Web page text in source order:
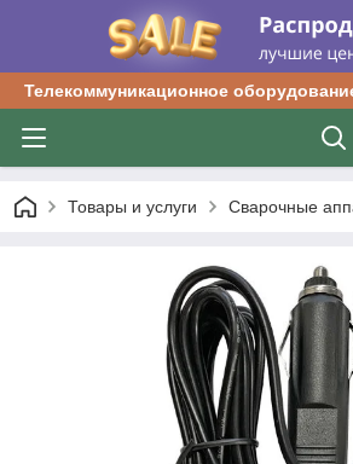
Телекоммуникационное
Товары и услуги Сварочные